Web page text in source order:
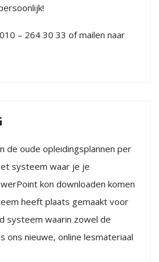
– 264 30 33 of mailen naar
de oude opleidingsplannen per
systeem waar je je
kon downloaden komen
heeft plaats gemaakt voor
systeem waarin zowel de
ons nieuwe, online lesmateriaal